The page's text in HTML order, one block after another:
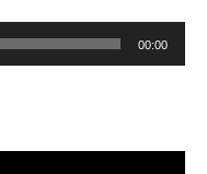
00:00